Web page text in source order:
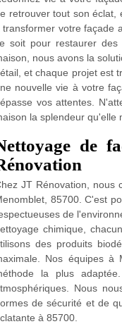
retrouver tout son éclat,
transformer votre façade
soit pour restaurer des
nous avons la
et chaque projet est
nouvelle vie à votre
vos attentes.
la splendeur qu'elle
de
JT Rénovation, nous
85700. C'est
de
chimique,
des produits
Nos équipes à
la plus
Nous
de sécurité et de
à 85700.